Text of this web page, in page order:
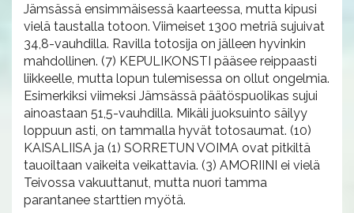
Jämsässä ensimmäisessä kaarteessa, mutta kipusi
vielä taustalla totoon. Viimeiset 1300 metriä sujuivat
34,8-vauhdilla. Ravilla totosija on jälleen hyvinkin
mahdollinen. (7) KEPULIKONSTI pääsee reippaasti
liikkeelle, mutta lopun tulemisessa on ollut ongelmia.
Esimerkiksi viimeksi Jämsässä päätöspuolikas sujui
ainoastaan 51,5-vauhdilla. Mikäli juoksuinto säilyy
loppuun asti, on tammalla hyvät totosaumat. (10)
KAISALIISA ja (1) SORRETUN VOIMA ovat pitkiltä
tauoiltaan vaikeita veikattavia. (3) AMORIINI ei vielä
Teivossa vakuuttanut, mutta nuori tamma
parantanee starttien myötä.